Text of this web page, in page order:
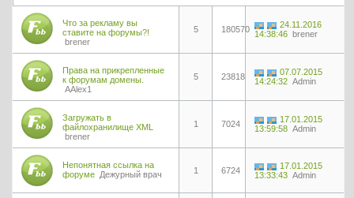
Что за рекламу вы
ставите на форумы?!
brener
5 180570
24.11.2016
14:38:46 brener
Права на прикрепленные
к форумам домены.
AAlex1
5 23818
07.07.2015
14:24:32 Admin
Загружать в
файлохранилище XML
brener
1 7024
17.01.2015
13:59:58 Admin
Непонятная ссылка на
форуме Дежурный врач 1 6724
17.01.2015
13:33:43 Admin